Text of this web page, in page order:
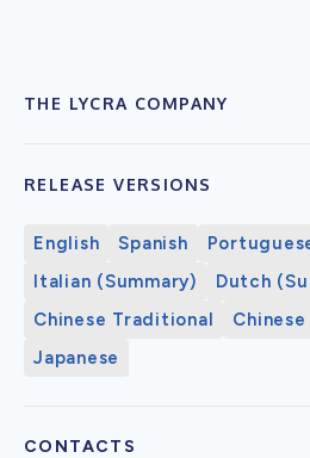
THE LYCRA COMPANY
RELEASE VERSIONS
English Spanish
Italian (Summary)
Dutch
Chinese Traditional
Japanese
CONTACTS